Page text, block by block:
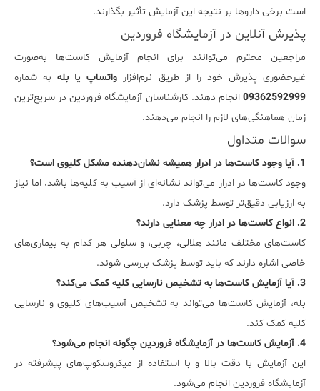
است برخی داروها بر نتیجه این آزمایش تأثیر بگذارند.
پذیرش آنلاین در آزمایشگاه فروردین
مراجعین محترم می‌توانند برای انجام آزمایش کاست‌ها به‌صورت
غیرحضوری پذیرش خود را از طریق نرم‌افزار واتساپیابلهبه شماره
09362592999 انجام دهند. کارشناسان آزمایشگاه فروردین در سریع‌ترین
زمان هماهنگی‌های لازم را انجام می‌دهند.
سوالات متداول
1. آیا وجود کاست‌ها در ادرار همیشه نشان‌دهنده مشکل کلیوی است؟
وجود کاست‌ها در ادرار می‌تواند نشانه‌ای از آسیب به کلیه‌ها باشد، اما نیاز
به ارزیابی دقیق‌تر توسط پزشک دارد.
2. انواع کاست‌ها در ادرار چه معنایی دارند؟
کاست‌های مختلف مانند هلالی، چربی، و سلولی هر کدام به بیماری‌های
خاصی اشاره دارند که باید توسط پزشک بررسی شوند.
3. آیا آزمایش کاست‌ها به تشخیص نارسایی کلیه کمک می‌کند؟
بله، آزمایش کاست‌ها می‌تواند به تشخیص آسیب‌های کلیوی و نارسایی
کلیه کمک کند.
4. آزمایش کاست‌ها در آزمایشگاه فروردین چگونه انجام می‌شود؟
این آزمایش با دقت بالا و با استفاده از میکروسکوپ‌های پیشرفته در
آزمایشگاه فروردین انجام می‌شود.